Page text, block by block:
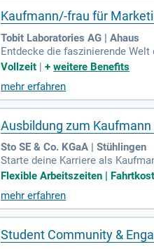
Kaufmann/-frau für
Tobit Laboratories AG | Ahaus
Entdecke die faszinierende
t für neue Technologien wie KI,
nd Werbemittel um, die
eht. Bewirb dich jetzt einfach
Vollzeit |+weitere Benefits
mehr erfahren
Ausbildung zum
Sto SE & Co. KGaA | Stühlingen
Starte deine Karriere als
nd möchtest den Erfolg von
Du lernst die Grundlagen der
fang an aktiv im Tagesgeschäft
in mittlerer Bildungsabschluss
Flexible Arbeitszeiten |
mehr erfahren
Student Community &